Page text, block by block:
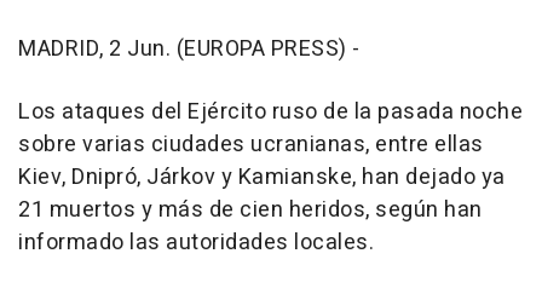
MADRID, 2 Jun. (EUROPA PRESS) -
Los ataques del Ejército ruso de la pasada noche
sobre varias ciudades ucranianas, entre ellas
Kiev, Dnipró, Járkov y Kamianske, han dejado ya
21 muertos y más de cien heridos, según han
informado las autoridades locales.